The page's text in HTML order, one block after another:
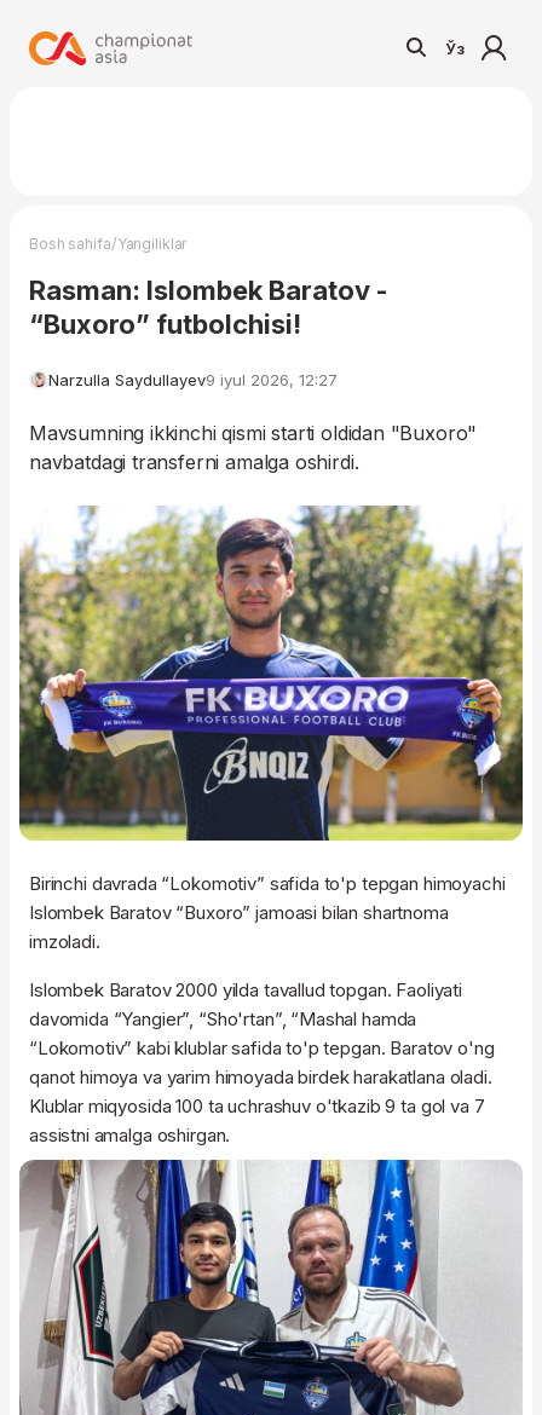
Ўз
Bosh sahifa/Yangiliklar
Rasman: Islombek Baratov -
“Buxoro” futbolchisi!
Narzulla Saydullayev9 iyul 2026, 12:27
Mavsumning ikkinchi qismi starti oldidan "Buxoro"
navbatdagi transferni amalga oshirdi.
Birinchi davrada “Lokomotiv” safida to'p tepgan himoyachi
Islombek Baratov “Buxoro” jamoasi bilan shartnoma
imzoladi.
Islombek Baratov 2000 yilda tavallud topgan. Faoliyati
davomida “Yangier”, “Sho'rtan”, “Mashal hamda
“Lokomotiv” kabi klublar safida to'p tepgan. Baratov o'ng
qanot himoya va yarim himoyada birdek harakatlana oladi.
Klublar miqyosida 100 ta uchrashuv o'tkazib 9 ta gol va 7
assistni amalga oshirgan.